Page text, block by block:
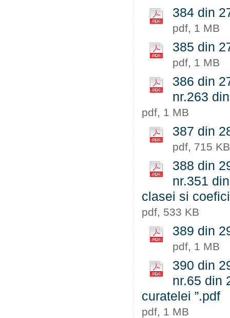
384 din
pdf, 1 MB
385 din
pdf, 1 MB
386 din
nr.263
pdf, 1 MB
387 din
pdf, 715 KB
388 din
nr.351
clasei si
pdf, 533 KB
389 din
pdf, 1 MB
390 din
nr.65 din
curatelei ”.pdf
pdf, 1 MB